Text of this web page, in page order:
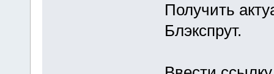
Получить
Блэкспрут.